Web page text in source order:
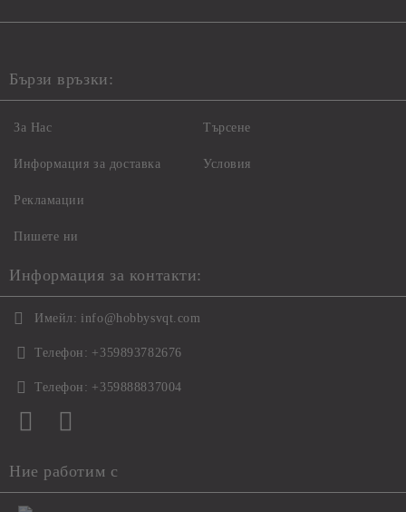
Бързи връзки:
За Нас
Информация за доставка
Рекламации
Пишете ни
Търсене
Условия
Информация за контакти:
Имейл: info@hobbysvqt.com
Телефон: +359893782676
Телефон: +359888837004
Ние работим с